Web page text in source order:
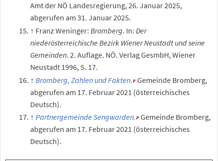
Amt der NÖ Landesregierung,26. Januar 2025,
abgerufen am 31. Januar 2025.
Franz Weninger: Bromberg. In:Der
niederösterreichische Bezirk Wiener Neustadt und seine
Gemeinden. 2. Auflage. NÖ. Verlag GesmbH, Wiener
Neustadt 1996, S. 17.
Bromberg, Zahlen und Fakten.
Gemeinde Bromberg,
abgerufen am 17. Februar 2021 (österreichisches
Deutsch).
Partnergemeinde Sengwarden.
Gemeinde Bromberg,
abgerufen am 17. Februar 2021 (österreichisches
Deutsch).